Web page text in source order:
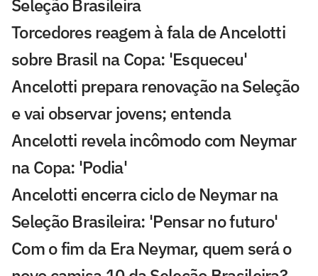
Seleção Brasileira
Torcedores reagem à fala de Ancelotti
sobre Brasil na Copa: 'Esqueceu'
Ancelotti prepara renovação na Seleção
e vai observar jovens; entenda
Ancelotti revela incômodo com Neymar
na Copa: 'Podia'
Ancelotti encerra ciclo de Neymar na
Seleção Brasileira: 'Pensar no futuro'
Com o fim da Era Neymar, quem será o